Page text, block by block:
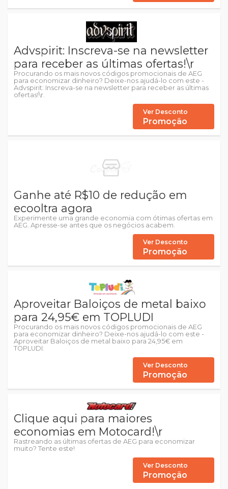
Advspirit: Inscreva-se na newsletter
para receber as últimas ofertas!\r
Procurando os mais novos códigos promocionais de AEG
para economizar dinheiro? Deixe-nos ajudá-lo com este -
Advspirit: Inscreva-se na newsletter para receber as últimas
ofertas!\r.
Ver Desconto
Promoção
Ganhe até R$10 de redução em
ecooltra agora
Experimente uma grande economia com ótimas ofertas em
AEG. Apresse-se antes que os negócios acabem.
Ver Desconto
Promoção
Aproveitar Baloiços de metal baixo
para 24,95€ em TOPLUDI
Procurando os mais novos códigos promocionais de AEG
para economizar dinheiro? Deixe-nos ajudá-lo com este -
Aproveitar Baloiços de metal baixo para 24,95€ em
TOPLUDI.
Ver Desconto
Promoção
Clique aqui para maiores
economias em Motocard!\r
Rastreando as últimas ofertas de AEG para economizar
muito? Tente este!
Ver Desconto
Promoção